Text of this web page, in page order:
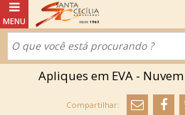
Apliques em EVA -